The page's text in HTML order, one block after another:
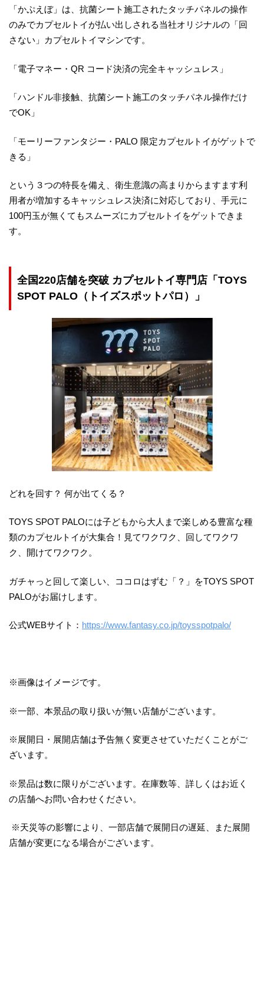
「かぷえぼ」は、抗菌シート施工されたタッチパネルの操作
のみでカプセルトイが払い出しされる当社オリジナルの「回
さない」カプセルトイマシンです。
「電子マネー・QR コード決済の完全キャッシュレス」
「ハンドル非接触、抗菌シート施工のタッチパネル操作だけ
でOK」
「モーリーファンタジー・PALO 限定カプセルトイがゲットで
きる」
という３つの特長を備え、衛生意識の高まりからますます利
用者が増加するキャッシュレス決済に対応しており、手元に
100円玉が無くてもスムーズにカプセルトイをゲットできま
す。
全国220店舗を突破 カプセルトイ専門店「TOYS
SPOT PALO（トイズスポットパロ）」
どれを回す？ 何が出てくる？
TOYS SPOT PALOには子どもから大人まで楽しめる豊富な種
類のカプセルトイが大集合！見てワクワク、回してワクワ
ク、開けてワクワク。
ガチャっと回して楽しい、ココロはずむ「？」をTOYS SPOT
PALOがお届けします。
公式WEBサイト： https://www.fantasy.co.jp/toysspotpalo/
※画像はイメージです。
※一部、本景品の取り扱いが無い店舗がございます。
※展開日・展開店舗は予告無く変更させていただくことがご
ざいます。
※景品は数に限りがございます。在庫数等、詳しくはお近く
の店舗へお問い合わせください。
※天災等の影響により、一部店舗で展開日の遅延、また展開
店舗が変更になる場合がございます。